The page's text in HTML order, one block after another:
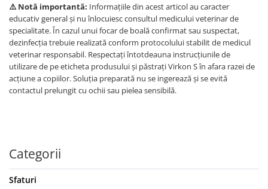
⚠️ Notă importantă: Informațiile din acest articol au caracter
educativ general și nu înlocuiesc consultul medicului veterinar de
specialitate. În cazul unui focar de boală confirmat sau suspectat,
dezinfecția trebuie realizată conform protocolului stabilit de medicul
veterinar responsabil. Respectați întotdeauna instrucțiunile de
utilizare de pe eticheta produsului și păstrați Virkon S în afara razei de
acțiune a copiilor. Soluția preparată nu se ingerează și se evită
contactul prelungit cu ochii sau pielea sensibilă.
Categorii
Sfaturi